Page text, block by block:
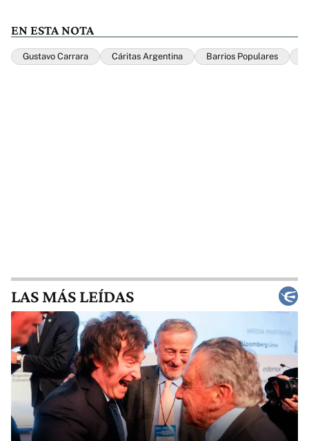
EN ESTA NOTA
Gustavo Carrara Cáritas Argentina Barrios Populares
LAS MÁS LEÍDAS